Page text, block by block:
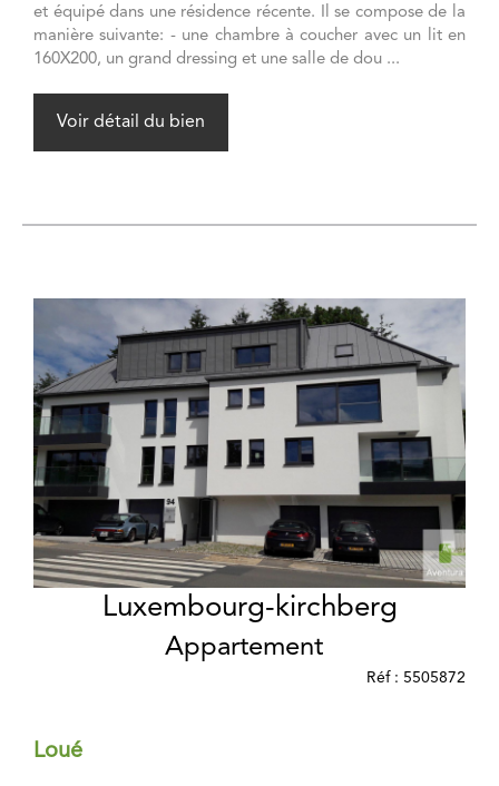
et équipé dans une résidence récente. Il se compose de la
manière suivante: - une chambre à coucher avec un lit en
160X200, un grand dressing et une salle de dou ...
Voir détail du bien
Luxembourg-kirchberg
Appartement
Réf : 5505872
Loué